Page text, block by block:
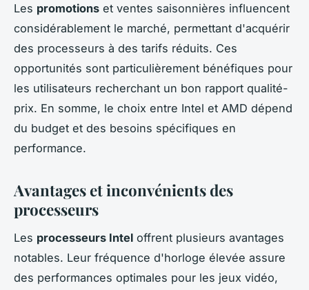
Les promotions et ventes saisonnières influencent
considérablement le marché, permettant d'acquérir
des processeurs à des tarifs réduits. Ces
opportunités sont particulièrement bénéfiques pour
les utilisateurs recherchant un bon rapport qualité-
prix. En somme, le choix entre Intel et AMD dépend
du budget et des besoins spécifiques en
performance.
Avantages et inconvénients des
processeurs
Les processeurs Intel offrent plusieurs avantages
notables. Leur fréquence d'horloge élevée assure
des performances optimales pour les jeux vidéo,